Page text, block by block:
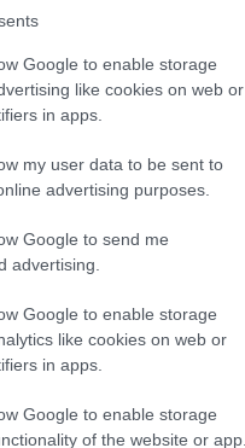
Google to enable storage
like cookies on web or
in apps.
my user data to be sent to
advertising purposes.
Google to send me
advertising.
Google to enable storage
like cookies on web or
in apps.
Google to enable storage
of the website or app.